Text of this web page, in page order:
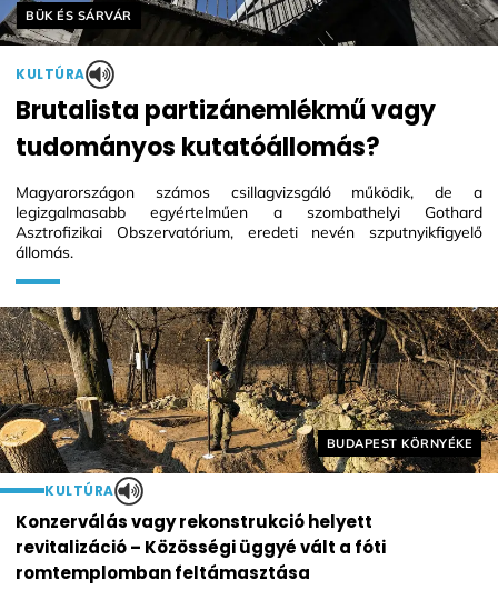
Helyszín címkék:
BUDAPEST KÖRNYÉKE
KULTÚRA
Konzerválás vagy rekonstrukció helyett
revitalizáció – Közösségi üggyé vált a fóti
romtemplomban feltámasztása
Helyszín címkék:
BÜK ÉS SÁRVÁR
KULTÚRA
Brutalista partizánemlékmű vagy
tudományos kutatóállomás?
Magyarországon számos csillagvizsgáló működik, de a
legizgalmasabb egyértelműen a szombathelyi Gothard
Asztrofizikai Obszervatórium, eredeti nevén szputnyikfigyelő
állomás.